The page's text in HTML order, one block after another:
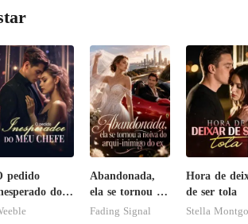
pedido
do
chefe
Abandonada,
ela se tornou a
noiva do arqui-
Fading Signal
Hora de
de ser tola